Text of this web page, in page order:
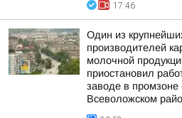
17:46
Один из
производителей
молочной
приостановил
заводе в промзоне
Всеволожском